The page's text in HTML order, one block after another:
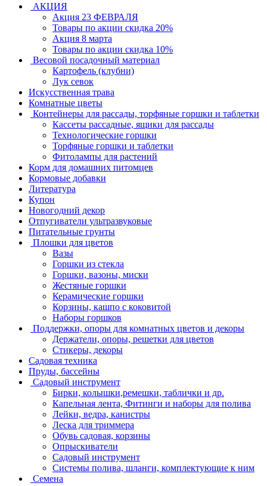
АКЦИЯ
Акция 23 ФЕВРАЛЯ
Товары по акции скидка 20%
Акция 8 марта
Товары по акции скидка 10%
Весовой посадочный материал
Картофель (клубни)
Лук севок
Искусственная трава
Комнатные цветы
Контейнеры для рассады, торфяные горшки и таблетки
Кассеты рассадные, ящики для рассады
Технологические горшки
Торфяные горшки и таблетки
Фитолампы для растений
Корм для домашних питомцев
Кормовые добавки
Литература
Купон
Новогодний декор
Отпугиватели ультразвуковые
Питательные грунты
Плошки для цветов
Вазы
Горшки из стекла
Горшки, вазоны, миски
Жестяные горшки
Керамические горшки
Корзины, кашпо с коковитой
Наборы горшков
Поддержки, опоры для комнатных цветов и декоры
Держатели, опоры, решетки для цветов
Стикеры, декоры
Садовая техника
Пруды, бассейны
Садовый инструмент
Бирки, колышки,ремешки, таблички и др.
Капельная лента, Фитинги и наборы для полива
Лейки, ведра, канистры
Леска для триммера
Обувь садовая, корзины
Опрыскиватели
Садовый инструмент
Системы полива, шланги, комплектующие к ним
Семена